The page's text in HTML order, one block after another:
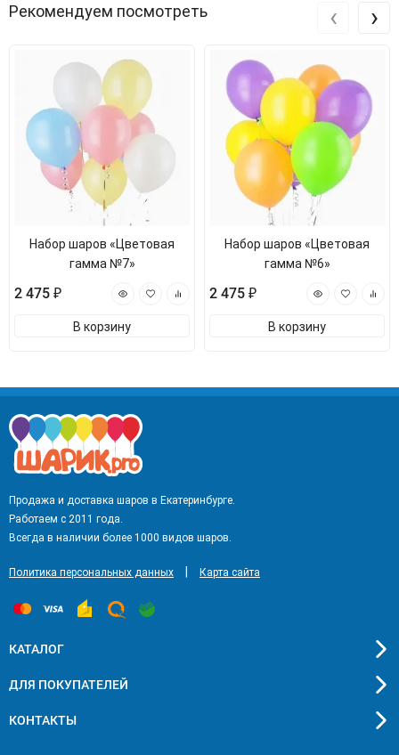
Рекомендуем посмотреть
Набор шаров «Цветовая
гамма №7»
2 475 ₽
В корзину
Набор шаров «Цветовая
гамма №6»
2 475 ₽
В корзину
‹ ›
Продажа и доставка шаров в Екатеринбурге.
Работаем с 2011 года.
Всегда в наличии более 1000 видов шаров.
Политика персональных данных Карта сайта
КАТАЛОГ
ДЛЯ ПОКУПАТЕЛЕЙ
КОНТАКТЫ